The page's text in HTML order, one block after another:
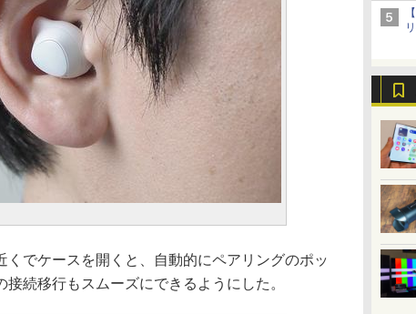
でケースを開くと、自動的にペアリングのポッ
続移行もスムーズにできるようにした。